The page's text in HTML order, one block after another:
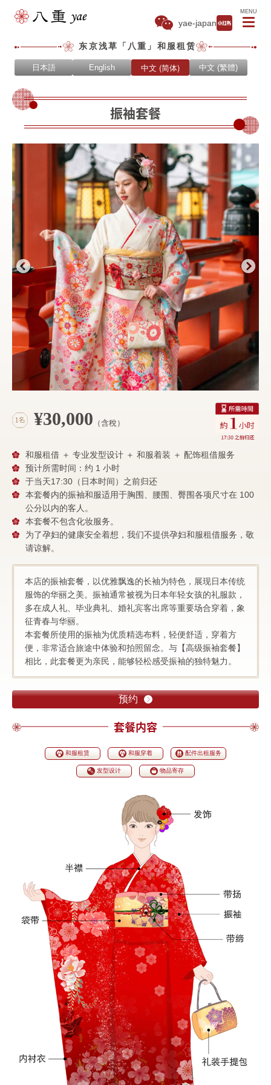
yae-japan
东京浅草「八重」和服租赁
日本語 English 中文 (简体) 中文 (繁體)
MENU
振袖套餐
¥30,000 （含稅）
和服租借 ＋ 专业发型设计 ＋ 和服着装 ＋ 配饰租借服务
预计所需时间：约 1 小时
于当天17:30（日本时间）之前归还
本套餐内的振袖和服适用于胸围、腰围、臀围各项尺寸在 100
公分以内的客人。
本套餐不包含化妆服务。
为了孕妇的健康安全着想，我们不提供孕妇和服租借服务，敬
请谅解。
本店的振袖套餐，以优雅飘逸的长袖为特色，展现日本传统
服饰的华丽之美。振袖通常被视为日本年轻女孩的礼服款，
多在成人礼、毕业典礼、婚礼宾客出席等重要场合穿着，象
征青春与华丽。
本套餐所使用的振袖为优质精选布料，轻便舒适，穿着方
便，非常适合旅途中体验和拍照留念。与【高级振袖套餐】
相比，此套餐更为亲民，能够轻松感受振袖的独特魅力。
预约
套餐内容
和服租赁 和服穿着 配件出租服务
发型设计 物品寄存